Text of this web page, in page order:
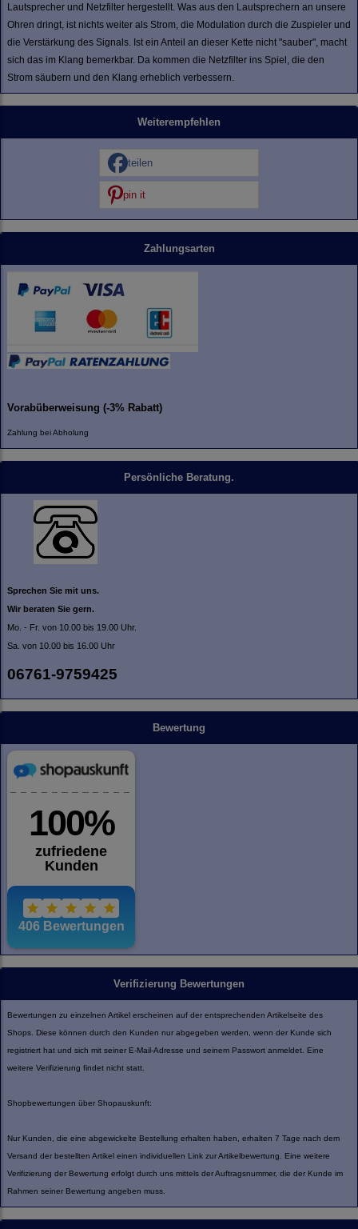
Lautsprecher und Netzfilter hergestellt. Was aus den Lautsprechern an unsere
Ohren dringt, ist nichts weiter als Strom, die Modulation durch die Zuspieler und
die Verstärkung des Signals. Ist ein Anteil an dieser Kette nicht "sauber", macht
sich das im Klang bemerkbar. Da kommen die Netzfilter ins Spiel, die den
Strom säubern und den Klang erheblich verbessern.
Weiterempfehlen
teilen
pin it
Zahlungsarten
Vorabüberweisung (-3% Rabatt)
Zahlung bei Abholung
Persönliche Beratung.
Sprechen Sie mit uns.
Wir beraten Sie gern.
Mo. - Fr. von 10.00 bis 19.00 Uhr.
Sa. von 10.00 bis 16.00 Uhr
06761-9759425
Bewertung
Verifizierung Bewertungen
Bewertungen zu einzelnen Artikel erscheinen auf der entsprechenden Artikelseite des
Shops. Diese können durch den Kunden nur abgegeben werden, wenn der Kunde sich
registriert hat und sich mit seiner E-Mail-Adresse und seinem Passwort anmeldet. Eine
weitere Verifizierung findet nicht statt.
Shopbewertungen über Shopauskunft:
Nur Kunden, die eine abgewickelte Bestellung erhalten haben, erhalten 7 Tage nach dem
Versand der bestellten Artikel einen individuellen Link zur Artikelbewertung. Eine weitere
Verifizierung der Bewertung erfolgt durch uns mittels der Auftragsnummer, die der Kunde im
Rahmen seiner Bewertung angeben muss.